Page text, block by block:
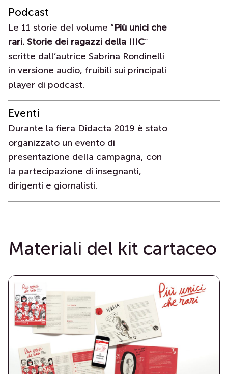
Podcast
Le 11 storie del volume “Più unici che
rari. Storie dei ragazzi della IIIC”
scritte dall’autrice Sabrina Rondinelli
in versione audio, fruibili sui principali
player di podcast.
Eventi
Durante la fiera Didacta 2019 è stato
organizzato un evento di
presentazione della campagna, con
la partecipazione di insegnanti,
dirigenti e giornalisti.
Materiali del kit cartaceo